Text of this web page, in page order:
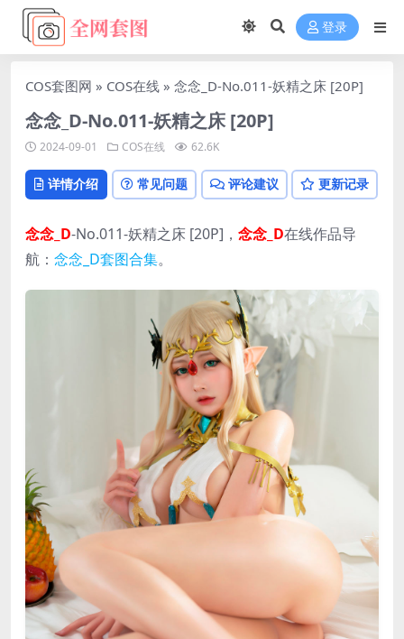
登录
COS套图网 » COS在线 » 念念_D-No.011-妖精之床 [20P]
念念_D-No.011-妖精之床 [20P]
2024-09-01 COS在线 62.6K
详情介绍 常见问题 评论建议 更新记录
念念_D-No.011-妖精之床 [20P]， 念念_D在线作品导
航： 念念_D套图合集。